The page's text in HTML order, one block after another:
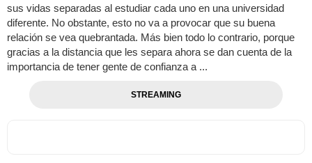
sus vidas separadas al estudiar cada uno en una universidad
diferente. No obstante, esto no va a provocar que su buena
relación se vea quebrantada. Más bien todo lo contrario, porque
gracias a la distancia que les separa ahora se dan cuenta de la
importancia de tener gente de confianza a ...
STREAMING